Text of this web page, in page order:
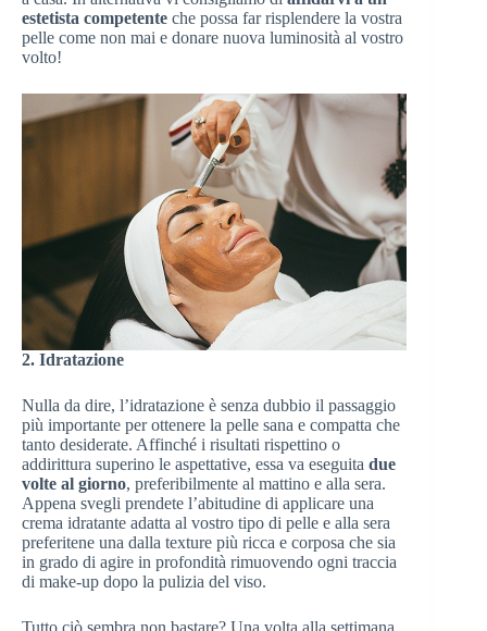
estetista competente che possa far risplendere la vostra
pelle come non mai e donare nuova luminosità al vostro
volto!
2. Idratazione
Nulla da dire, l’idratazione è senza dubbio il passaggio
più importante per ottenere la pelle sana e compatta che
tanto desiderate. Affinché i risultati rispettino o
addirittura superino le aspettative, essa va eseguita due
volte al giorno, preferibilmente al mattino e alla sera.
Appena svegli prendete l’abitudine di applicare una
crema idratante adatta al vostro tipo di pelle e alla sera
preferitene una dalla texture più ricca e corposa che sia
in grado di agire in profondità rimuovendo ogni traccia
di make-up dopo la pulizia del viso.